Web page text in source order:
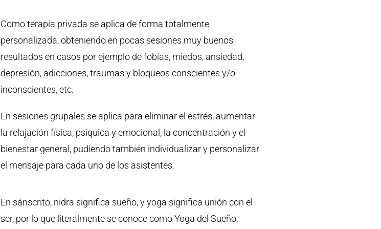
Como terapia privada se aplica de forma totalmente
personalizada, obteniendo en pocas sesiones muy buenos
resultados en casos por ejemplo de fobias, miedos, ansiedad,
depresión, adicciones, traumas y bloqueos conscientes y/o
inconscientes, etc.
En sesiones grupales se aplica para eliminar el estrés, aumentar
la relajación física, psíquica y emocional, la concentración y el
bienestar general, pudiendo también individualizar y personalizar
el mensaje para cada uno de los asistentes.
En sánscrito, nidra significa sueño, y yoga significa unión con el
ser, por lo que literalmente se conoce como Yoga del Sueño,